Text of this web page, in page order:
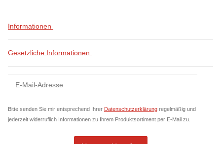
Informationen
Gesetzliche Informationen
Newsletter Abonnieren
Bitte senden Sie mir entsprechend Ihrer Datenschutzerklärung regelmäßig und
jederzeit widerruflich Informationen zu Ihrem Produktsortiment per E-Mail zu.